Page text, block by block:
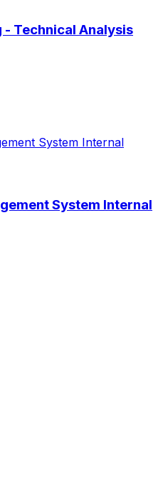
Technical Analysis
System Internal
System Internal